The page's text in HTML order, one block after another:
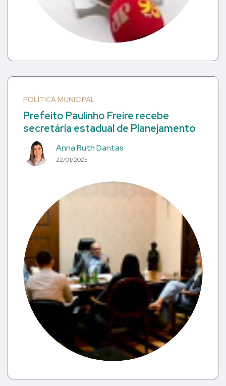
POLÍTICA MUNICIPAL
Prefeito Paulinho Freire recebe
secretária estadual de Planejamento
Anna Ruth Dantas
22/01/2025